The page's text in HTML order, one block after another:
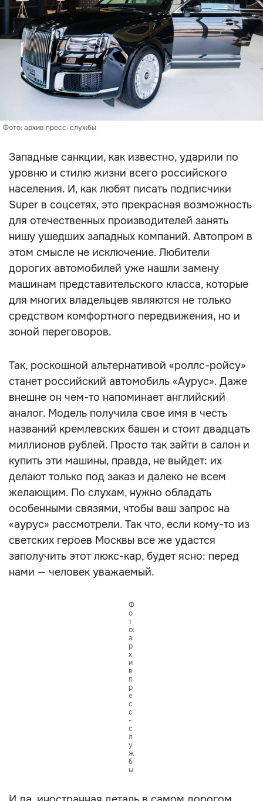
Фото: архив пресс-службы
Западные санкции, как известно, ударили по
уровню и стилю жизни всего российского
населения. И, как любят писать подписчики
Super в соцсетях, это прекрасная возможность
для отечественных производителей занять
нишу ушедших западных компаний. Автопром в
этом смысле не исключение. Любители
дорогих автомобилей уже нашли замену
машинам представительского класса, которые
для многих владельцев являются не только
средством комфортного передвижения, но и
зоной переговоров.
Так, роскошной альтернативой «роллс-ройсу»
станет российский автомобиль «Аурус». Даже
внешне он чем-то напоминает английский
аналог. Модель получила свое имя в честь
названий кремлевских башен и стоит двадцать
миллионов рублей. Просто так зайти в салон и
купить эти машины, правда, не выйдет: их
делают только под заказ и далеко не всем
желающим. По слухам, нужно обладать
особенными связями, чтобы ваш запрос на
«аурус» рассмотрели. Так что, если кому-то из
светских героев Москвы все же удастся
заполучить этот люкс-кар, будет ясно: перед
нами — человек уважаемый.
Ф
о
т
о:
а
р
х
и
в
п
р
е
с
с
-
с
л
у
ж
б
ы